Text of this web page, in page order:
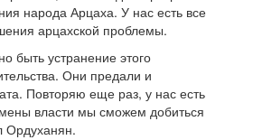
народа Арцаха. У нас есть все
арцахской проблемы.
быть устранение этого
Они предали и
Повторяю еще раз, у нас есть
власти мы сможем добиться
Ордуханян.